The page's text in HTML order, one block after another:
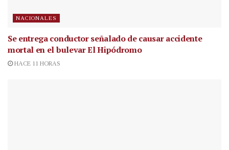
NACIONALES
Se entrega conductor señalado de causar accidente
mortal en el bulevar El Hipódromo
HACE 11 HORAS